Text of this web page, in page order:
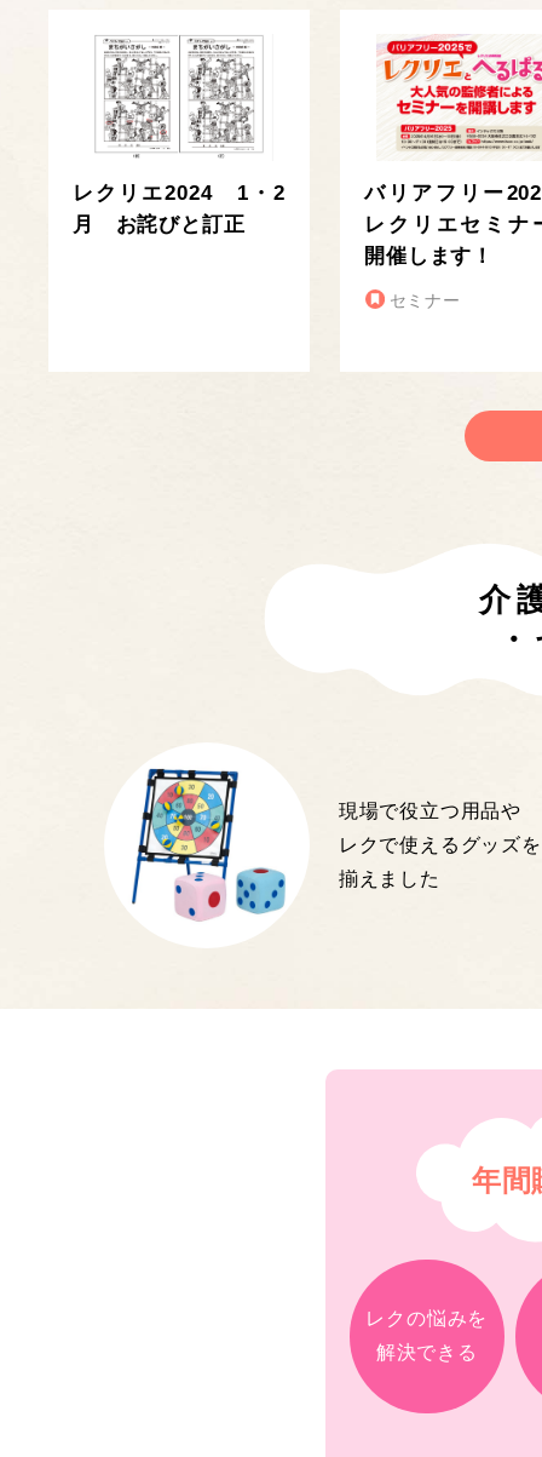
レクリエ2024 1・2
月 お詫びと訂正
バリアフリー
レクリエセミナ
開催します！
セミナー
介
現場で役立つ用品や
レクで使えるグッズを
揃えました
年間
レクの悩みを
解決できる